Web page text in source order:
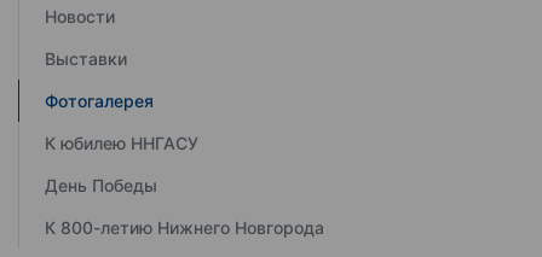
Новости
Выставки
Фотогалерея
К юбилею ННГАСУ
День Победы
К 800-летию Нижнего Новгорода